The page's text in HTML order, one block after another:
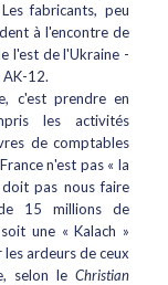
fabricants, peu
à l'encontre de
l'est de l'Ukraine -
AK-12.
c'est prendre en
les activités
de comptables
n'est pas « la
pas nous faire
15 millions de
une « Kalach »
ardeurs de ceux
selon le Christian